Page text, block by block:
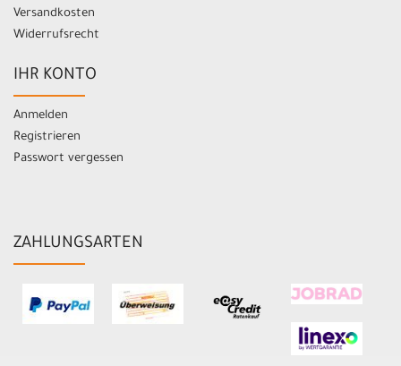
Versandkosten
Widerrufsrecht
IHR KONTO
Anmelden
Registrieren
Passwort vergessen
ZAHLUNGSARTEN